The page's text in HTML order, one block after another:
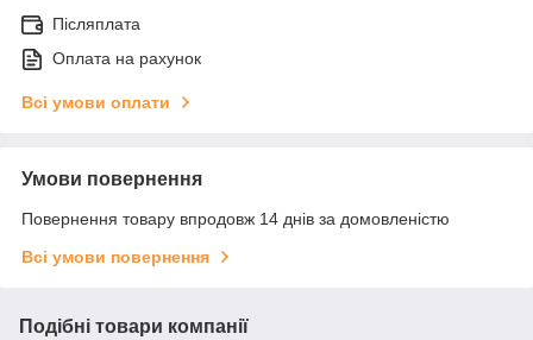
Післяплата
Оплата на рахунок
Всі умови оплати
Умови повернення
Повернення товару впродовж 14 днів за домовленістю
Всі умови повернення
Подібні товари компанії